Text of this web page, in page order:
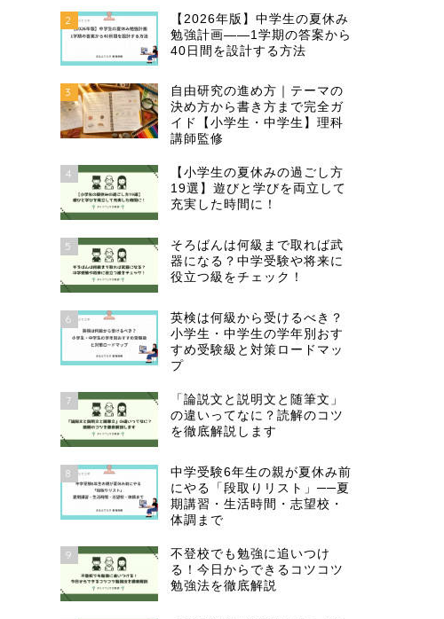
2
【2026年版】中学生の夏休み
勉強計画——1学期の答案から
40日間を設計する方法
3
自由研究の進め方｜テーマの
決め方から書き方まで完全ガ
イド【小学生・中学生】理科
講師監修
4
【小学生の夏休みの過ごし方
19選】遊びと学びを両立して
充実した時間に！
5
そろばんは何級まで取れば武
器になる？中学受験や将来に
役立つ級をチェック！
6
英検は何級から受けるべき？
小学生・中学生の学年別おす
すめ受験級と対策ロードマッ
プ
7
「論説文と説明文と随筆文」
の違いってなに？読解のコツ
を徹底解説します
8
中学受験6年生の親が夏休み前
にやる「段取りリスト」──夏
期講習・生活時間・志望校・
体調まで
9
不登校でも勉強に追いつけ
る！今日からできるコツコツ
勉強法を徹底解説